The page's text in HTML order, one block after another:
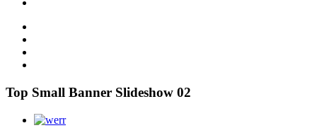
Top Small Banner Slideshow 02